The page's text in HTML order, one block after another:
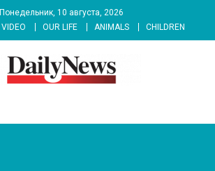
Понедельник, 10 августа, 2026
VIDEO OUR LIFE ANIMALS CHILDREN